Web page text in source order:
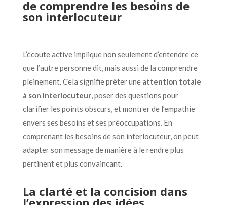
de comprendre les besoins de
son interlocuteur
L’écoute active implique non seulement d’entendre ce
que l’autre personne dit, mais aussi de la comprendre
pleinement. Cela signifie prêter une attention totale
à son interlocuteur, poser des questions pour
clarifier les points obscurs, et montrer de l’empathie
envers ses besoins et ses préoccupations. En
comprenant les besoins de son interlocuteur, on peut
adapter son message de manière à le rendre plus
pertinent et plus convaincant.
La clarté et la concision dans